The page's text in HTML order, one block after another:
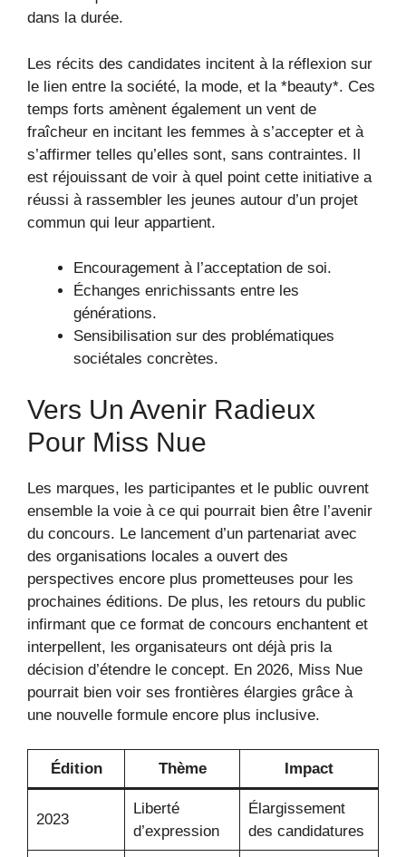
dans la durée.
Les récits des candidates incitent à la réflexion sur
le lien entre la société, la mode, et la *beauty*. Ces
temps forts amènent également un vent de
fraîcheur en incitant les femmes à s’accepter et à
s’affirmer telles qu’elles sont, sans contraintes. Il
est réjouissant de voir à quel point cette initiative a
réussi à rassembler les jeunes autour d’un projet
commun qui leur appartient.
Encouragement à l’acceptation de soi.
Échanges enrichissants entre les
générations.
Sensibilisation sur des problématiques
sociétales concrètes.
Vers Un Avenir Radieux
Pour Miss Nue
Les marques, les participantes et le public ouvrent
ensemble la voie à ce qui pourrait bien être l’avenir
du concours. Le lancement d’un partenariat avec
des organisations locales a ouvert des
perspectives encore plus prometteuses pour les
prochaines éditions. De plus, les retours du public
infirmant que ce format de concours enchantent et
interpellent, les organisateurs ont déjà pris la
décision d’étendre le concept. En 2026, Miss Nue
pourrait bien voir ses frontières élargies grâce à
une nouvelle formule encore plus inclusive.
Édition Thème Impact
2023
Liberté
d’expression
Élargissement
des candidatures